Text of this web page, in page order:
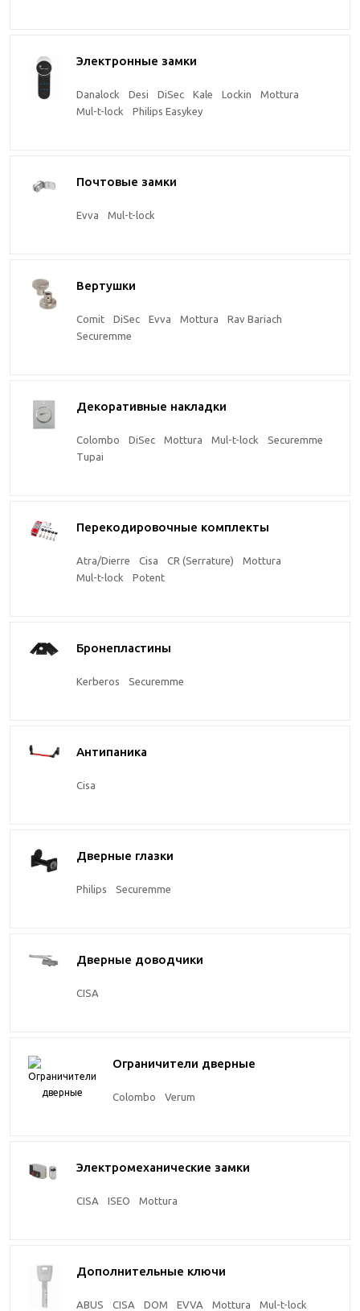
Электронные замки
Danalock Desi DiSec Kale Lockin
Mottura
Mul-t-lock
Philips Easykey
Почтовые замки
Evva Mul-t-lock
Вертушки
Comit DiSec Evva Mottura
Rav Bariach
Securemme
Декоративные накладки
Colombo DiSec Mottura Mul-t-lock
Securemme
Tupai
Перекодировочные комплекты
Atra/Dierre Cisa CR (Serrature)
Mottura
Mul-t-lock
Potent
Бронепластины
Kerberos Securemme
Антипаника
Cisa
Дверные глазки
Philips Securemme
Дверные доводчики
CISA
Ограничители дверные
Colombo Verum
Электромеханические замки
CISA ISEO Mottura
Дополнительные ключи
ABUS CISA DOM EVVA Mottura
Mul-t-lock